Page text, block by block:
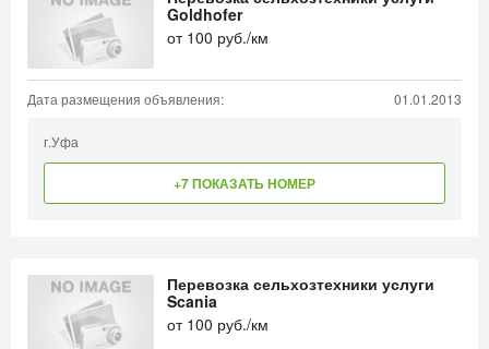
Goldhofer
от 100 руб./км
Дата размещения объявления: 01.01.2013
г.Уфа
+7 ПОКАЗАТЬ НОМЕР
Перевозка сельхозтехники услуги
Scania
от 100 руб./км